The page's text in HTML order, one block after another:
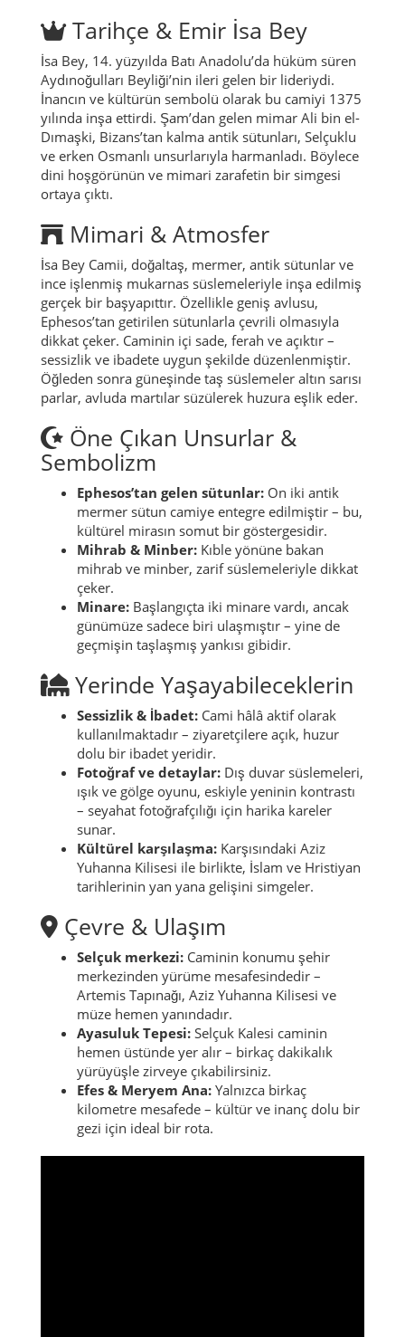
Tarihçe & Emir İsa Bey
İsa Bey, 14. yüzyılda Batı Anadolu’da hüküm süren
Aydınoğulları Beyliği’nin ileri gelen bir lideriydi.
İnancın ve kültürün sembolü olarak bu camiyi 1375
yılında inşa ettirdi. Şam’dan gelen mimar Ali bin el-
Dımaşki, Bizans’tan kalma antik sütunları, Selçuklu
ve erken Osmanlı unsurlarıyla harmanladı. Böylece
dini hoşgörünün ve mimari zarafetin bir simgesi
ortaya çıktı.
Mimari & Atmosfer
İsa Bey Camii, doğaltaş, mermer, antik sütunlar ve
ince işlenmiş mukarnas süslemeleriyle inşa edilmiş
gerçek bir başyapıttır. Özellikle geniş avlusu,
Ephesos’tan getirilen sütunlarla çevrili olmasıyla
dikkat çeker. Caminin içi sade, ferah ve açıktır –
sessizlik ve ibadete uygun şekilde düzenlenmiştir.
Öğleden sonra güneşinde taş süslemeler altın sarısı
parlar, avluda martılar süzülerek huzura eşlik eder.
Öne Çıkan Unsurlar &
Sembolizm
Ephesos’tan gelen sütunlar: On iki antik
mermer sütun camiye entegre edilmiştir – bu,
kültürel mirasın somut bir göstergesidir.
Mihrab & Minber: Kıble yönüne bakan
mihrab ve minber, zarif süslemeleriyle dikkat
çeker.
Minare: Başlangıçta iki minare vardı, ancak
günümüze sadece biri ulaşmıştır – yine de
geçmişin taşlaşmış yankısı gibidir.
Yerinde Yaşayabileceklerin
Sessizlik & İbadet: Cami hâlâ aktif olarak
kullanılmaktadır – ziyaretçilere açık, huzur
dolu bir ibadet yeridir.
Fotoğraf ve detaylar: Dış duvar süslemeleri,
ışık ve gölge oyunu, eskiyle yeninin kontrastı
– seyahat fotoğrafçılığı için harika kareler
sunar.
Kültürel karşılaşma: Karşısındaki Aziz
Yuhanna Kilisesi ile birlikte, İslam ve Hristiyan
tarihlerinin yan yana gelişini simgeler.
Çevre & Ulaşım
Selçuk merkezi: Caminin konumu şehir
merkezinden yürüme mesafesindedir –
Artemis Tapınağı, Aziz Yuhanna Kilisesi ve
müze hemen yanındadır.
Ayasuluk Tepesi: Selçuk Kalesi caminin
hemen üstünde yer alır – birkaç dakikalık
yürüyüşle zirveye çıkabilirsiniz.
Efes & Meryem Ana: Yalnızca birkaç
kilometre mesafede – kültür ve inanç dolu bir
gezi için ideal bir rota.